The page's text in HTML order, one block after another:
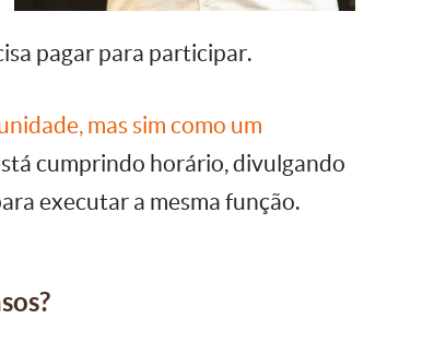
pagar para participar.
mas sim como um
cumprindo horário, divulgando
executar a mesma função.